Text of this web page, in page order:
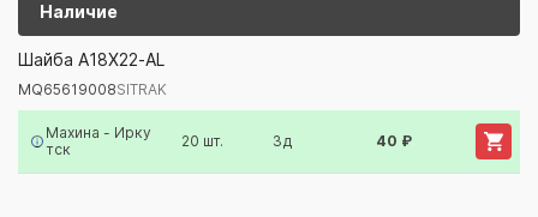
Наличие
Артикул/БрендНаименование
MQ65619008SITRAK
Шайба A18X22-AL
MQ65619008SITRAK
Махина - Ирку
тск
20 шт. 3д 40 ₽